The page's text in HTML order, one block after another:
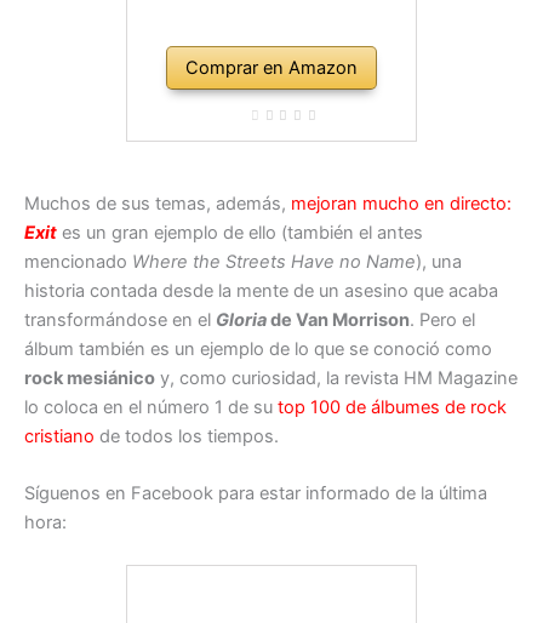
Comprar en Amazon
Muchos de sus temas, además, mejoran mucho en directo:
Exit es un gran ejemplo de ello (también el antes
mencionado Where the Streets Have no Name), una
historia contada desde la mente de un asesino que acaba
transformándose en el Gloriade Van Morrison. Pero el
álbum también es un ejemplo de lo que se conoció como
rock mesiánico y, como curiosidad, la revista HM Magazine
lo coloca en el número 1 de su top 100 de álbumes de rock
cristiano de todos los tiempos.
Síguenos en Facebook para estar informado de la última
hora: